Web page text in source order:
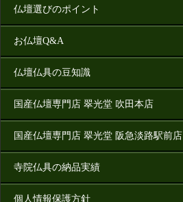
仏壇選びのポイント
お仏壇Q&A
仏壇仏具の豆知識
国産仏壇専門店 翠光堂 吹田本店
国産仏壇専門店 翠光堂 阪急淡路駅前店
寺院仏具の納品実績
個人情報保護方針